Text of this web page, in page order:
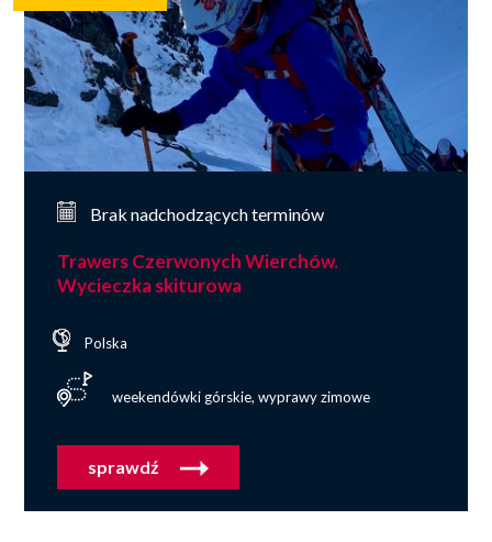
Brak nadchodzących terminów
Trawers Czerwonych Wierchów.
Wycieczka skiturowa
Polska
weekendówki górskie, wyprawy zimowe
sprawdź